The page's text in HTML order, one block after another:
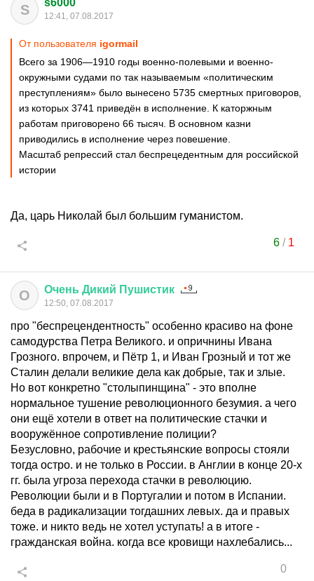
S s6000
12:41, 07.08.2017
От пользователя igormail
Всего за 1906—1910 годы военно-полевыми и военно-
окружными судами по так называемым «политическим
преступлениям» было вынесено 5735 смертных приговоров,
из которых 3741 приведён в исполнение. К каторжным
работам приговорено 66 тысяч. В основном казни
приводились в исполнение через повешение.
Масштаб репрессий стал беспрецедентным для российской
истории
Да, царь Николай был большим гуманистом.
6/ 1
О Очень Дикий Пушистик
12:50, 07.08.2017
про "беспрецендентность" особенно красиво на фоне
самодурства Петра Великого. и опричнины Ивана
Грозного. впрочем, и Пётр 1, и Иван Грозный и тот же
Сталин делали великие дела как добрые, так и злые.
Но вот конкретно "столыпинщина" - это вполне
нормальное тушение революционного безумия. а чего
они ещё хотели в ответ на политические стачки и
вооружённое сопротивление полиции?
Безусловно, рабочие и крестьянские вопросы стояли
тогда остро. и не только в России. в Англии в конце 20-х
гг. была угроза перехода стачки в революцию.
Революции были и в Португалии и потом в Испании.
беда в радикализации тогдашних левых. да и правых
тоже. и никто ведь не хотел уступать! а в итоге -
гражданская война. когда все кровищи нахлебались...
0